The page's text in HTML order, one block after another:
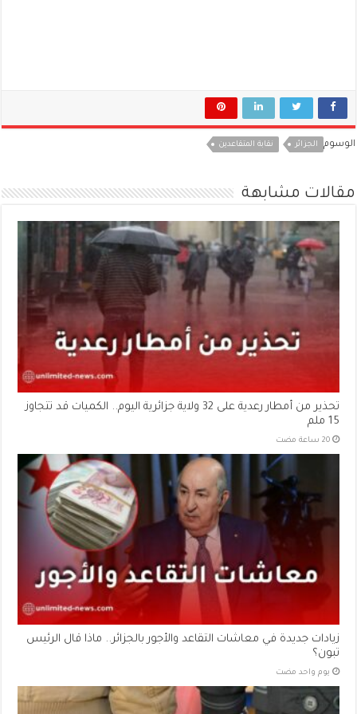
الوسوم الجزائر نقابة المتقاعدين
مقالات مشابهة
تحذير من أمطار رعدية على 32 ولاية جزائرية اليوم.. الكميات قد تتجاوز
15 ملم
‏20 ساعة مضت
زيادات جديدة في معاشات التقاعد والأجور بالجزائر.. ماذا قال الرئيس
تبون؟
‏يوم واحد مضت